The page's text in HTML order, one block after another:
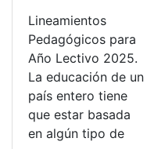
Lineamientos
Pedagógicos para
Año Lectivo 2025.
La educación de un
país entero tiene
que estar basada
en algún tipo de